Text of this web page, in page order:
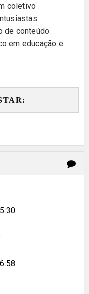
coletivo
de conteúdo
em educação e